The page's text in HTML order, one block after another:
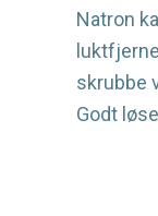
Natron
skrubbe
Godt